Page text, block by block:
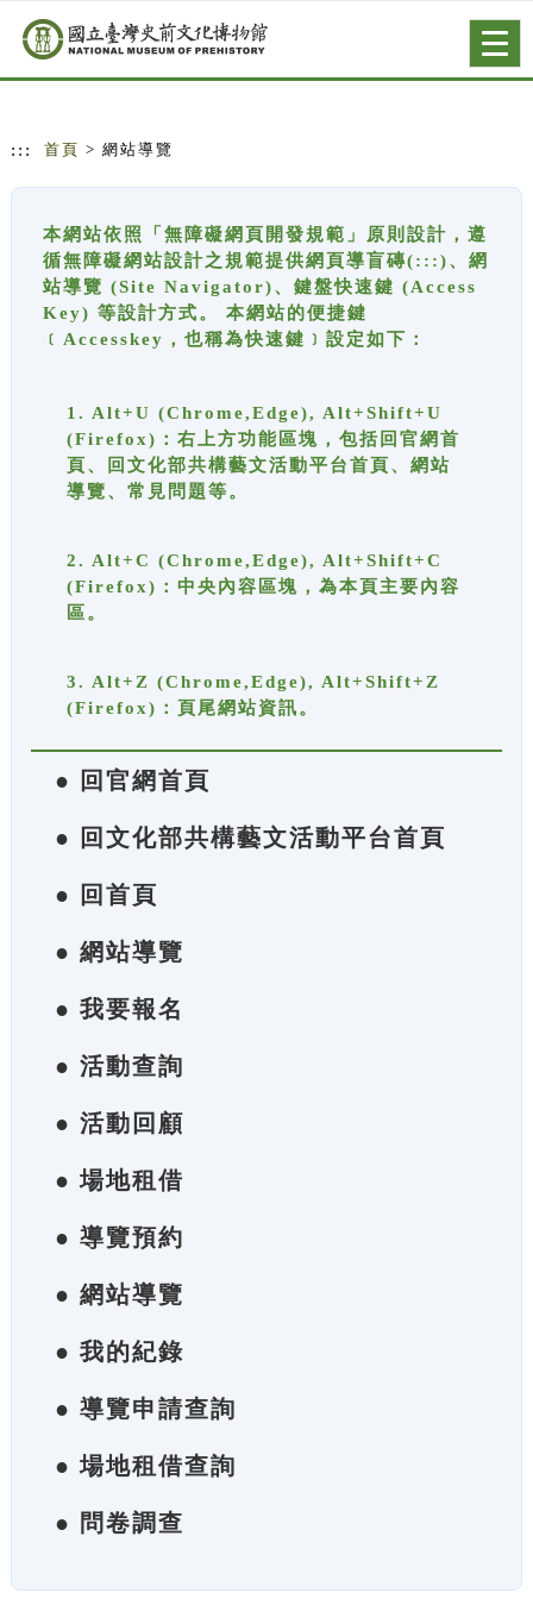
跳到主要內容
網站導覽
::: 首頁 > 網站導覽
本網站依照「無障礙網頁開發規範」原則設計，遵
循無障礙網站設計之規範提供網頁導盲磚(:::)、網
站導覽 (Site Navigator)、鍵盤快速鍵 (Access
Key) 等設計方式。 本網站的便捷鍵
﹝Accesskey，也稱為快速鍵﹞設定如下：
1. Alt+U (Chrome,Edge), Alt+Shift+U
(Firefox)：右上方功能區塊，包括回官網首
頁、回文化部共構藝文活動平台首頁、網站
導覽、常見問題等。
2. Alt+C (Chrome,Edge), Alt+Shift+C
(Firefox)：中央內容區塊，為本頁主要內容
區。
3. Alt+Z (Chrome,Edge), Alt+Shift+Z
(Firefox)：頁尾網站資訊。
● 回官網首頁
● 回文化部共構藝文活動平台首頁
● 回首頁
● 網站導覽
● 我要報名
● 活動查詢
● 活動回顧
● 場地租借
● 導覽預約
● 網站導覽
● 我的紀錄
● 導覽申請查詢
● 場地租借查詢
● 問卷調查